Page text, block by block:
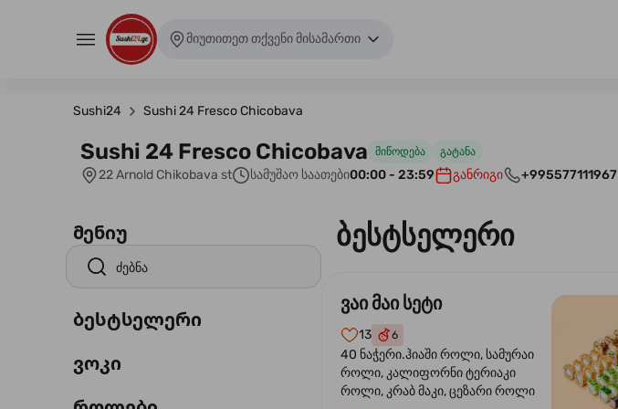
მიუთითეთ თქვენი მისამართი
Sushi24 Sushi 24 Fresco Chicobava
Sushi 24 Fresco Chicobava მიწოდება გატანა
22 Arnold Chikobava st სამუშაო საათები00:00 - 23:59 განრიგი +995577111967
მენიუ
ბესტსელერი
ვოკი
ბესტსელერი
ვაი მაი სეტი
13 6
40 ნაჭერი.ჰიაში როლი, სამურაი
როლი, კალიფორნი ტერიაკი
როლი, კრაბ მაკი, ცეზარი როლი